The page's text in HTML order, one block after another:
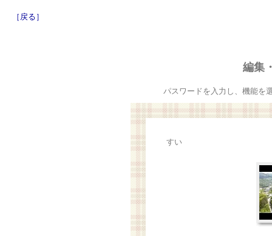
［戻る］
編集
パスワードを入力し、機能を
すい